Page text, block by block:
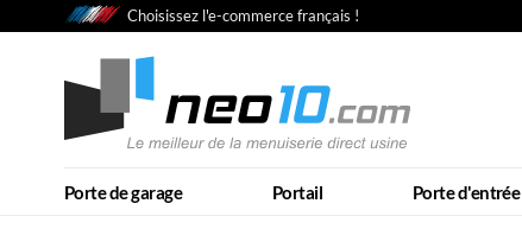
Choisissez l'e-commerce français !
Porte de garage Portail Porte d'entrée